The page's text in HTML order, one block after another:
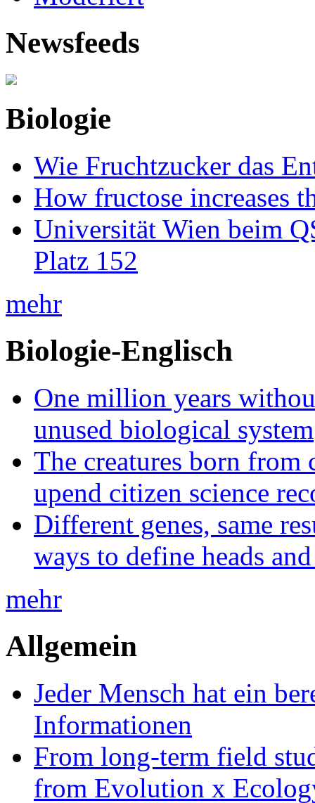
Newsfeeds
Biologie
Wie Fruchtzucker das
How fructose increases
Universität Wien beim
Platz 152
mehr
Biologie-Englisch
One million years
unused biological system
The creatures born from
upend citizen science
Different genes, same
ways to define heads
mehr
Allgemein
Jeder Mensch hat ein
Informationen
From long-term field
from Evolution x